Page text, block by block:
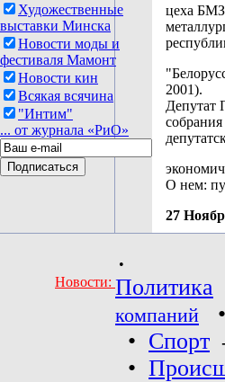
Художественные
выставки Минска
Новости моды и
фестиваля Мамонт
Новости кин
Всякая всячина
"Интим"
... от журнала «РиО»
цеха БМЗ
2001).
Депутат
О нем:
27
•
Новости: Политика
компаний
•
• Спорт
•